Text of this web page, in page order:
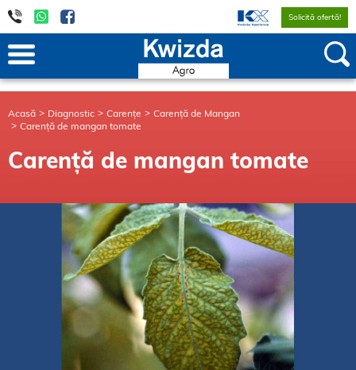
Solicită ofertă!
Acasă Diagnostic Carențe
Carență de Mangan
Carență de mangan tomate
Carență de mangan tomate